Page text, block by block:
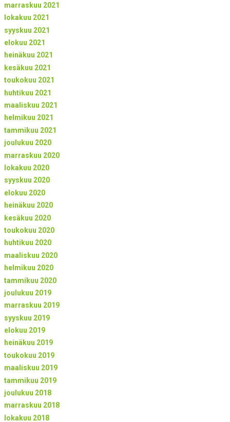
marraskuu 2021
lokakuu 2021
syyskuu 2021
elokuu 2021
heinäkuu 2021
kesäkuu 2021
toukokuu 2021
huhtikuu 2021
maaliskuu 2021
helmikuu 2021
tammikuu 2021
joulukuu 2020
marraskuu 2020
lokakuu 2020
syyskuu 2020
elokuu 2020
heinäkuu 2020
kesäkuu 2020
toukokuu 2020
huhtikuu 2020
maaliskuu 2020
helmikuu 2020
tammikuu 2020
joulukuu 2019
marraskuu 2019
syyskuu 2019
elokuu 2019
heinäkuu 2019
toukokuu 2019
maaliskuu 2019
tammikuu 2019
joulukuu 2018
marraskuu 2018
lokakuu 2018